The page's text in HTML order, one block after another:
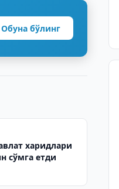
Обуна бўлинг
харидлари
сўмга етди